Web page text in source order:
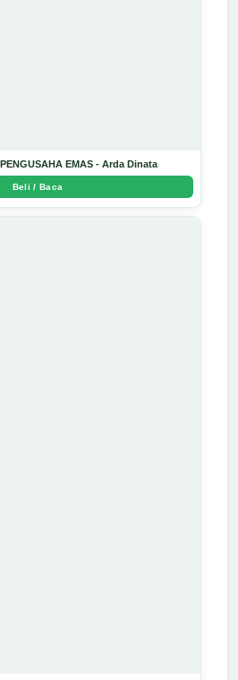
EMAS - Arda Dinata
Beli / Baca